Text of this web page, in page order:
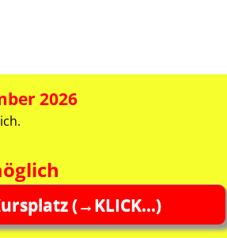
2026
(→KLICK…)